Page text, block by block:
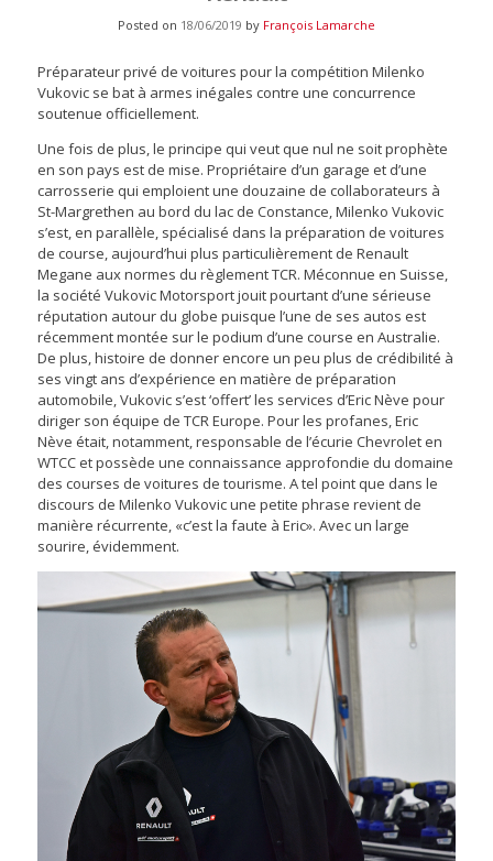
Posted on 18/06/2019 by François Lamarche
Préparateur privé de voitures pour la compétition Milenko
Vukovic se bat à armes inégales contre une concurrence
soutenue officiellement.
Une fois de plus, le principe qui veut que nul ne soit prophète
en son pays est de mise. Propriétaire d’un garage et d’une
carrosserie qui emploient une douzaine de collaborateurs à
St-Margrethen au bord du lac de Constance, Milenko Vukovic
s’est, en parallèle, spécialisé dans la préparation de voitures
de course, aujourd’hui plus particulièrement de Renault
Megane aux normes du règlement TCR. Méconnue en Suisse,
la société Vukovic Motorsport jouit pourtant d’une sérieuse
réputation autour du globe puisque l’une de ses autos est
récemment montée sur le podium d’une course en Australie.
De plus, histoire de donner encore un peu plus de crédibilité à
ses vingt ans d’expérience en matière de préparation
automobile, Vukovic s’est ‘offert’ les services d’Eric Nève pour
diriger son équipe de TCR Europe. Pour les profanes, Eric
Nève était, notamment, responsable de l’écurie Chevrolet en
WTCC et possède une connaissance approfondie du domaine
des courses de voitures de tourisme. A tel point que dans le
discours de Milenko Vukovic une petite phrase revient de
manière récurrente, «c’est la faute à Eric». Avec un large
sourire, évidemment.